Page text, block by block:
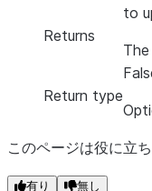
to
Returns
Return type
このページは役に立
有り 無し